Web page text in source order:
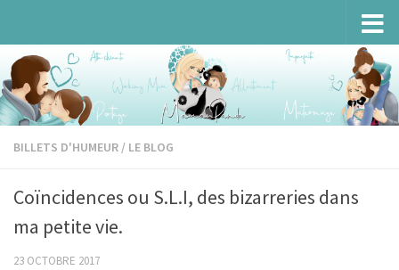
BILLETS D'HUMEUR / LE BLOG
Coïncidences ou S.L.I, des bizarreries dans
ma petite vie.
23 OCTOBRE 2017